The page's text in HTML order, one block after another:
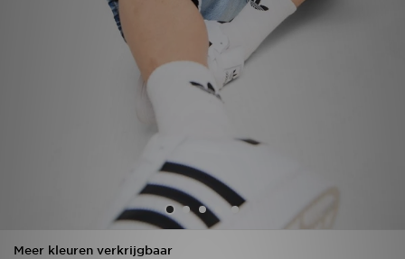
Meer kleuren verkrijgbaar
Vind een winkel
Bestelling traceren